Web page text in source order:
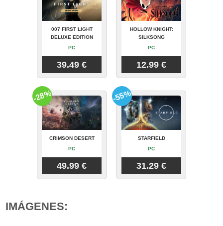
007 FIRST LIGHT
DELUXE EDITION
PC
39.49 €
HOLLOW KNIGHT:
SILKSONG
PC
12.99 €
CRIMSON DESERT
PC
49.99 €
-28%
STARFIELD
PC
31.29 €
-55%
IMÁGENES: